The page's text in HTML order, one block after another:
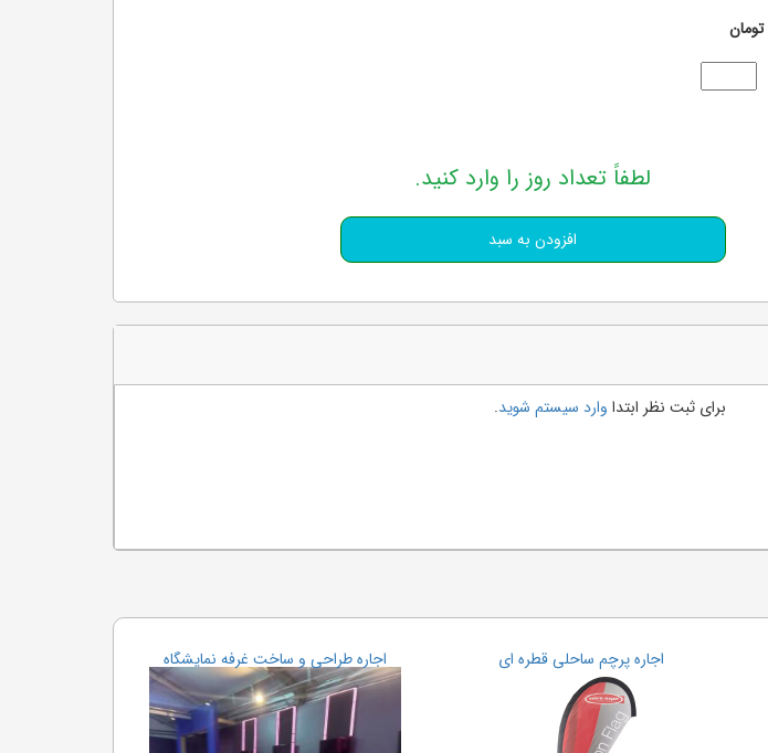
تومان
لطفاً تعداد روز را وارد کنید.
برای ثبت نظر ابتدا وارد سیستم شوید.
اجاره پرچم ساحلی قطره ای اجاره طراحی و ساخت غرفه نمایشگاه